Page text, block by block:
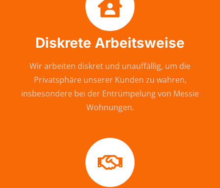
Diskrete Arbeitsweise
Wir arbeiten diskret und unauffällig, um die
Privatsphäre unserer Kunden zu wahren,
insbesondere bei der Entrümpelung von Messie
Wohnungen.